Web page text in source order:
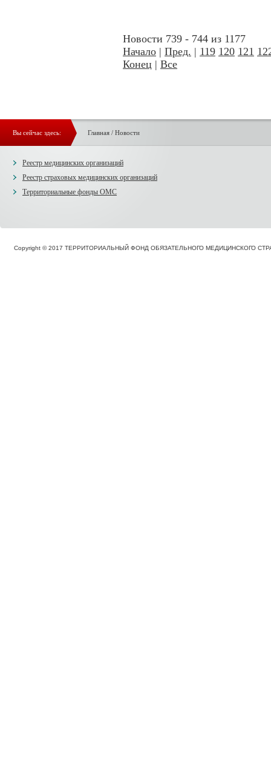
Новости 739 - 744 из 1177
Начало | Пред. | 119 120 121
Конец | Все
Вы сейчас здесь: Главная/ Новости
Реестр медицинских организаций
Реестр страховых медицинских организаций
Территориальные фонды ОМС
Copyright © 2017 ТЕРРИТОРИАЛЬНЫЙ ФОНД ОБЯЗАТЕЛЬНОГО МЕДИЦИНСКОГО